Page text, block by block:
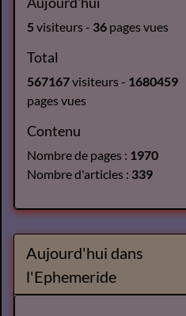
5visiteurs - 36 pages vues
Total
567167visiteurs - 1680459
pages vues
Contenu
Nombre de pages : 1970
Nombre d'articles : 339
Aujourd'hui dans
l'Ephemeride